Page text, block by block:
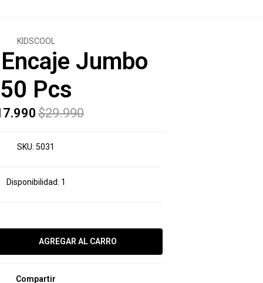
KIDSCOOL
Jumbo
50 Pcs
$29.990
SKU: 5031
Disponibilidad: 1
Compartir